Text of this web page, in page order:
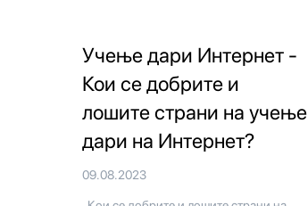
Учење дари Интернет -
Кои се добрите и
лошите страни на учење
дари на Интернет?
09.08.2023